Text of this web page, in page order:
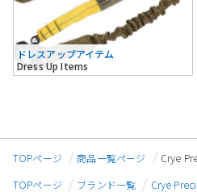
ドレスアップアイテム
Dress Up Items
TOPページ 商品一覧ページ
Crye
TOPページ
ブランド一覧 Crye